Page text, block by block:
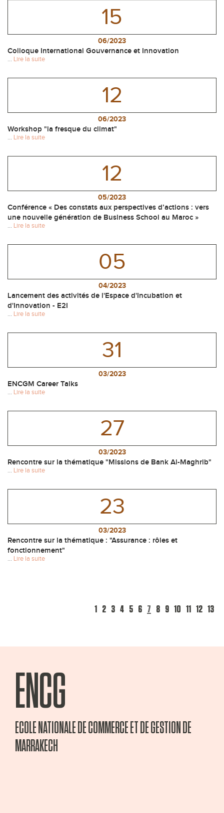
15
06/2023
Colloque International Gouvernance et Innovation
... Lire la suite
12
06/2023
Workshop "la fresque du climat"
... Lire la suite
12
05/2023
Conférence « Des constats aux perspectives d’actions : vers
une nouvelle génération de Business School au Maroc »
... Lire la suite
05
04/2023
Lancement des activités de l'Espace d'Incubation et
d'Innovation - E2I
... Lire la suite
31
03/2023
ENCGM Career Talks
... Lire la suite
27
03/2023
Rencontre sur la thématique "Missions de Bank Al-Maghrib"
... Lire la suite
23
03/2023
Rencontre sur la thématique : "Assurance : rôles et
fonctionnement"
... Lire la suite
1 2 3 4 5 6 7 8 9 10 11 12 13
ENCG
ECOLE NATIONALE DE COMMERCE ET DE GESTION DE
MARRAKECH